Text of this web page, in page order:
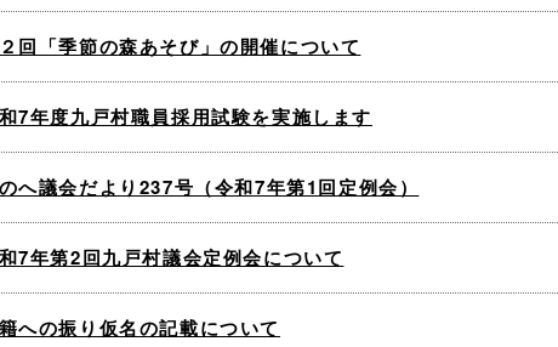
回「季節の森あそび」の開催について
7年度九戸村職員採用試験を実施します
へ議会だより237号（令和7年第1回定例会）
7年第2回九戸村議会定例会について
への振り仮名の記載について